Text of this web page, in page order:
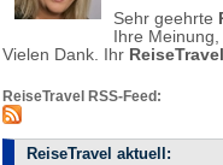
Sehr geehrte
Ihre
Vielen Dank. Ihr ReiseTravel
ReiseTravel RSS-Feed:
ReiseTravel aktuell: